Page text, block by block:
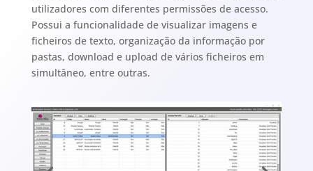
utilizadores com diferentes permissões de acesso.
Possui a funcionalidade de visualizar imagens e
ficheiros de texto, organização da informação por
pastas, download e upload de vários ficheiros em
simultâneo, entre outras.